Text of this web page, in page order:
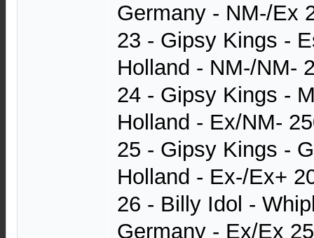
Germany - NM-/Ex
23 - Gipsy Kings -
Holland - NM-/NM-
24 - Gipsy Kings -
Holland - Ex/NM-
25 - Gipsy Kings -
Holland - Ex-/Ex+
26 - Billy Idol -
Germany - Ex/Ex